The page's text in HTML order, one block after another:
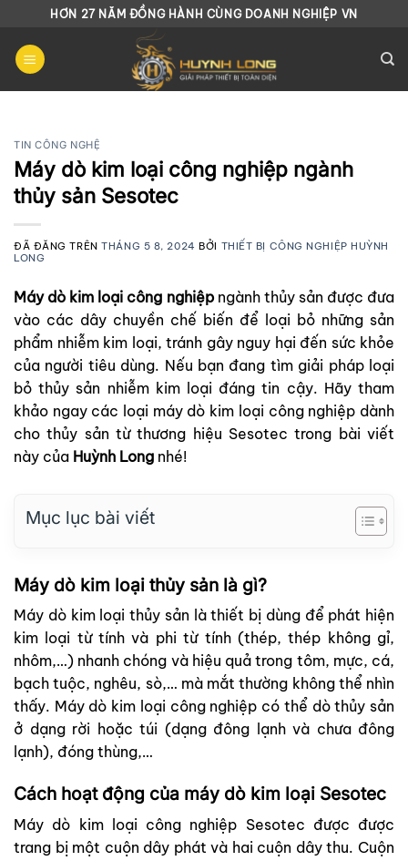
Chuyển
nội
dung
HƠN 27 NĂM ĐỒNG HÀNH CÙNG DOANH NGHIỆP VN
TIN CÔNG NGHỆ
Máy dò kim loại công nghiệp ngành
thủy sản Sesotec
ĐÃ ĐĂNG TRÊNTHÁNG 5 8, 2024 BỞI THIẾT BỊ CÔNG NGHIỆP HUỲNH
LONG
Máy dò kim loại công nghiệp ngành thủy sản được đưa
vào các dây chuyền chế biến để loại bỏ những sản
phẩm nhiễm kim loại, tránh gây nguy hại đến sức khỏe
của người tiêu dùng. Nếu bạn đang tìm giải pháp loại
bỏ thủy sản nhiễm kim loại đáng tin cậy. Hãy tham
khảo ngay các loại máy dò kim loại công nghiệp dành
cho thủy sản từthương hiệu Sesotec trong bài viết
này của Huỳnh Long nhé!
Mục lục bài viết
Máy dò kim loại thủy sản là gì?
Máy dò kim loại thủy sản là thiết bị dùng để phát hiện
kim loại từ tính và phi từ tính (thép, thép không gỉ,
nhôm,…) nhanh chóng và hiệu quả trong tôm, mực, cá,
bạch tuộc, nghêu, sò,… mà mắt thường không thể nhìn
thấy. Máy dò kim loại công nghiệp có thể dò thủy sản
ở dạng rời hoặc túi (dạng đông lạnh và chưa đông
lạnh), đóng thùng,…
Cách hoạt động của máy dò kim loại Sesotec
Máy dò kim loại công nghiệp Sesotec được được
trang bị một cuộn dây phát và hai cuộn dây thu. Cuộn